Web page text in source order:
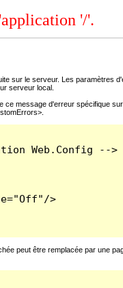
'/'.
sur le serveur. Les paramètres
serveur local.
ce message d'erreur spécifique
Web.Config -->
>
peut être remplacée par une